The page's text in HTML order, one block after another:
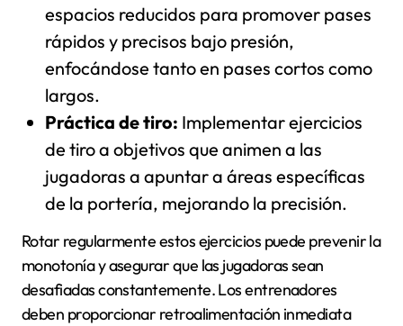
espacios reducidos para promover pases
rápidos y precisos bajo presión,
enfocándose tanto en pases cortos como
largos.
Práctica de tiro: Implementar ejercicios
de tiro a objetivos que animen a las
jugadoras a apuntar a áreas específicas
de la portería, mejorando la precisión.
Rotar regularmente estos ejercicios puede prevenir la
monotonía y asegurar que las jugadoras sean
desafiadas constantemente. Los entrenadores
deben proporcionar retroalimentación inmediata